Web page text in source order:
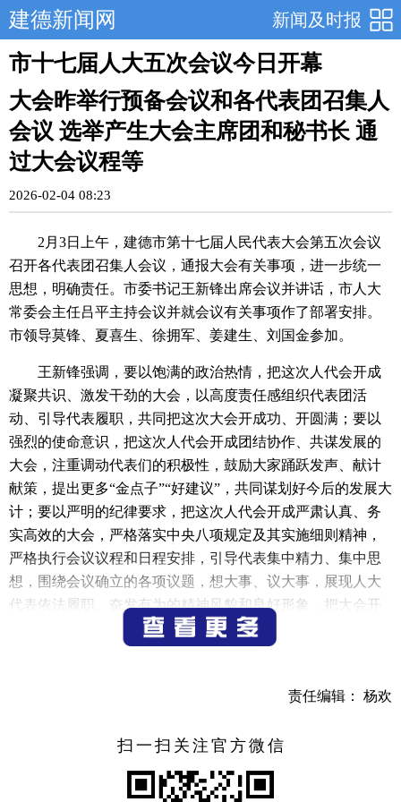
新闻及时报
建德新闻网
市十七届人大五次会议今日开幕
大会昨举行预备会议和各代表团召集人
会议 选举产生大会主席团和秘书长 通
过大会议程等
2026-02-04 08:23
2月3日上午，建德市第十七届人民代表大会第五次会议
召开各代表团召集人会议，通报大会有关事项，进一步统一
思想，明确责任。市委书记王新锋出席会议并讲话，市人大
常委会主任吕平主持会议并就会议有关事项作了部署安排。
市领导莫锋、夏喜生、徐拥军、姜建生、刘国金参加。
王新锋强调，要以饱满的政治热情，把这次人代会开成
凝聚共识、激发干劲的大会，以高度责任感组织代表团活
动、引导代表履职，共同把这次大会开成功、开圆满；要以
强烈的使命意识，把这次人代会开成团结协作、共谋发展的
大会，注重调动代表们的积极性，鼓励大家踊跃发声、献计
献策，提出更多“金点子”“好建议”，共同谋划好今后的发展大
计；要以严明的纪律要求，把这次人代会开成严肃认真、务
实高效的大会，严格落实中央八项规定及其实施细则精神，
严格执行会议议程和日程安排，引导代表集中精力、集中思
想，围绕会议确立的各项议题，想大事、议大事，展现人大
代表依法履职、奋发有为的精神风貌和良好形象，把大会开
成务实、简朴、庄重的会议。
拥军、姜建生、刘国金在主席台就座。
会议选举产生了市十七届人大五次会议主席团和秘书
责任编辑： 杨欢
扫一扫关注官方微信